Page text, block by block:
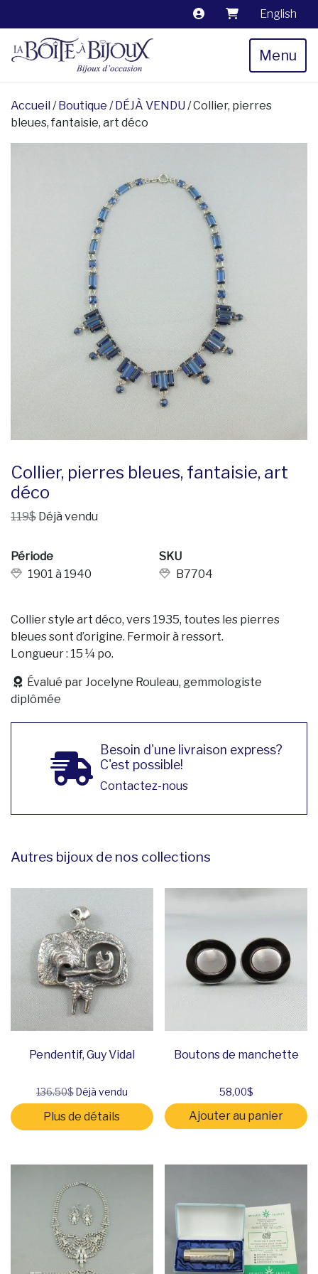
English
Menu
Accueil /Boutique /DÉJÀ VENDU / Collier, pierres
bleues, fantaisie, art déco
Collier, pierres bleues, fantaisie, art
déco
119$ Déjà vendu
Période
1901 à 1940
SKU
B7704
Collier style art déco, vers 1935, toutes les pierres
bleues sont d’origine. Fermoir à ressort.
Longueur : 15 ¼ po.
Évalué par Jocelyne Rouleau, gemmologiste
diplômée
Besoin d'une livraison express?
C'est possible!
Contactez-nous
Autres bijoux de nos collections
Pendentif, Guy Vidal
136.50$Déjà vendu
Plus de détails
Boutons de manchette
58,00$
Ajouter au panier